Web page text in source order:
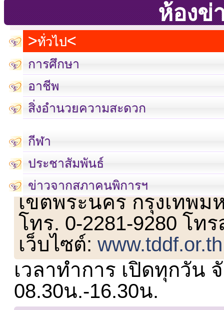
ห้องข่
ทั่วไป
การศึกษา
อาชีพ
สิ่งอำนวยความสะดวก
กีฬา
ประชาสัมพันธ์
ข่าวจากสภาคนพิการฯ
เลขที่ 23 ชั้น 2 ถนนวิ
เขตพระนคร กรุงเทพม
โทร. 0-2281-9280 โท
เว็บไซต์:www.tddf.or.th
เวลาทำการ เปิดทุกวัน
08.30น.-16.30น.